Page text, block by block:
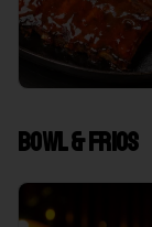
Bowl & frios